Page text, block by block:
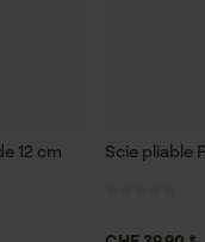
12 cm Scie pliable